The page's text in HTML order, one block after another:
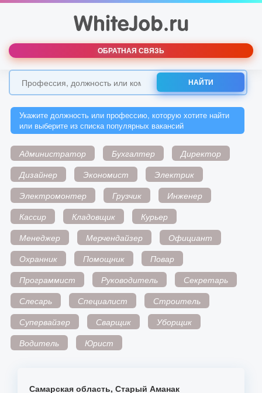
ОБРАТНАЯ СВЯЗЬ
НАЙТИ
Укажите должность или профессию, которую хотите найти
или выберите из списка популярных вакансий
Администратор Бухгалтер
Директор
Дизайнер
Экономист
Электрик
Электромонтер
Грузчик
Инженер
Кассир
Кладовщик
Курьер
Менеджер
Мерчендайзер
Официант
Охранник
Помощник
Повар
Программист
Руководитель
Секретарь
Слесарь
Специалист
Строитель
Супервайзер
Сварщик
Уборщик
Водитель
Юрист
Самарская область, Старый Аманак